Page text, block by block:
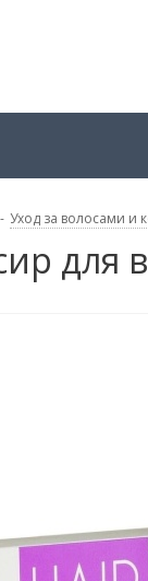
- Уход за волосами и
для